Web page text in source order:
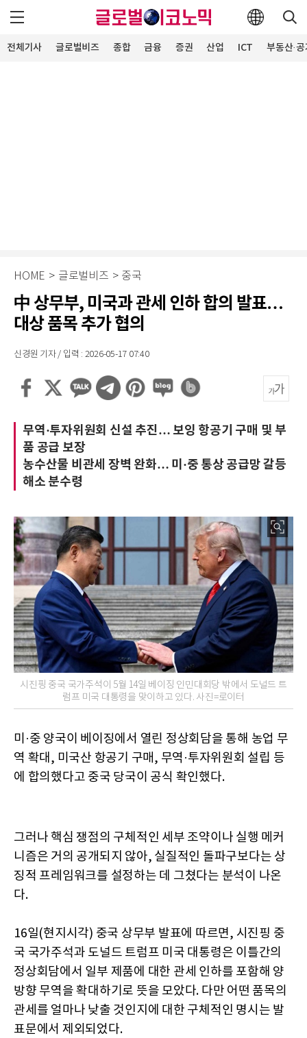
전체기사 글로벌비즈 종합 금융 증권 산업 ICT 부동산·
HOME > 글로벌비즈 > 중국
中 상무부, 미국과 관세 인하 합의 발표…
대상 품목 추가 협의
신경원 기자 / 입력 : 2026-05-17 07:40
무역·투자위원회 신설 추진… 보잉 항공기 구매 및 부
품 공급 보장
농수산물 비관세 장벽 완화… 미·중 통상 공급망 갈등
해소 분수령
시진핑 중국 국가주석이 5월 14일 베이징 인민대회당 밖에서 도널드 트
럼프 미국 대통령을 맞이하고 있다. 사진=로이터
미·중 양국이 베이징에서 열린 정상회담을 통해 농업 무
역 확대, 미국산 항공기 구매, 무역·투자위원회 설립 등
에 합의했다고 중국 당국이 공식 확인했다.
그러나 핵심 쟁점의 구체적인 세부 조약이나 실행 메커
니즘은 거의 공개되지 않아, 실질적인 돌파구보다는 상
징적 프레임워크를 설정하는 데 그쳤다는 분석이 나온
다.
16일(현지시각) 중국 상무부 발표에 따르면, 시진핑 중
국 국가주석과 도널드 트럼프 미국 대통령은 이틀간의
정상회담에서 일부 제품에 대한 관세 인하를 포함해 양
방향 무역을 확대하기로 뜻을 모았다. 다만 어떤 품목의
관세를 얼마나 낮출 것인지에 대한 구체적인 명시는 발
표문에서 제외되었다.